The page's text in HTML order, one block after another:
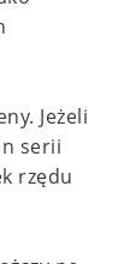
Jeżeli
serii
rzędu